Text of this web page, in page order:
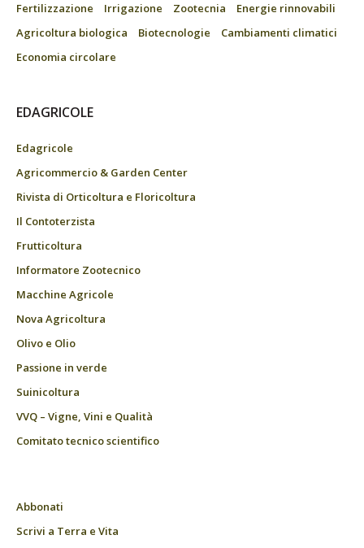
Fertilizzazione
Irrigazione Zootecnia
Energie rinnovabili
Agricoltura biologica
Biotecnologie
Cambiamenti climatici
Economia circolare
EDAGRICOLE
Edagricole
Agricommercio & Garden Center
Rivista di Orticoltura e Floricoltura
Il Contoterzista
Frutticoltura
Informatore Zootecnico
Macchine Agricole
Nova Agricoltura
Olivo e Olio
Passione in verde
Suinicoltura
VVQ – Vigne, Vini e Qualità
Comitato tecnico scientifico
Abbonati
Scrivi a Terra e Vita